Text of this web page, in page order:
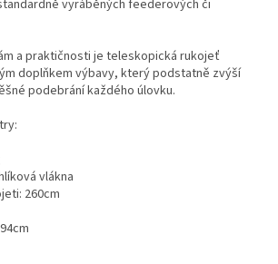
vyráběných feederových či
a praktičnosti je teleskopická rukojeť
doplňkem výbavy, který podstatně zvýší
podebrání každého úlovku.
vlákna
260cm